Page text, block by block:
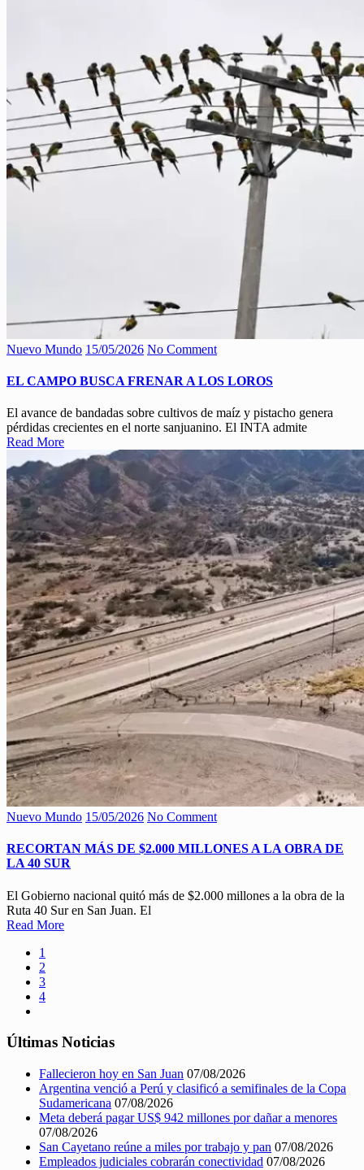
Nuevo Mundo 15/05/2026 No Comment
EL CAMPO BUSCA FRENAR A LOS LOROS
El avance de bandadas sobre cultivos de maíz y pistacho genera
pérdidas crecientes en el norte sanjuanino. El INTA admite
Read More
Nuevo Mundo 15/05/2026 No Comment
RECORTAN MÁS DE $2.000 MILLONES A LA OBRA DE
LA 40 SUR
El Gobierno nacional quitó más de $2.000 millones a la obra de la
Ruta 40 Sur en San Juan. El
Read More
1
2
3
4
Últimas Noticias
Fallecieron hoy en San Juan 07/08/2026
Argentina venció a Perú y clasificó a semifinales de la Copa
Sudamericana 07/08/2026
Meta deberá pagar US$ 942 millones por dañar a menores
07/08/2026
San Cayetano reúne a miles por trabajo y pan 07/08/2026
Empleados judiciales cobrarán conectividad 07/08/2026